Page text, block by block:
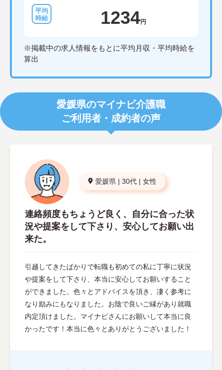
1234円
※掲載中の求人情報をもとに平均月収・平均時給を
算出
愛媛県のマイナビ介護職
ご利用者・成約者の声
愛媛県 | 30代 | 女性
連絡頻度もちょうど良く、自分に合った状
況や提案をして下さり、安心してお願い出
来た。
引越してきたばかりで転職も初めての私に丁寧に状況
や提案をして下さり、本当に安心してお願いすること
ができました。色々とアドバイスを頂き、凄く参考に
なり励みにもなりました。お陰で良いご縁があり就職
内定頂けました。マイナビさんにお願いして本当に良
かったです！本当に色々とありがとうございました！